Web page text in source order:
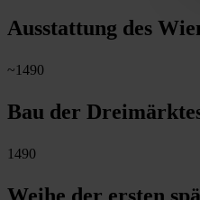
Ausstattung des
~1490
Bau der
1490